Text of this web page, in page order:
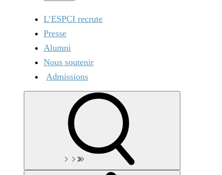
L’ESPCI recrute
Presse
Alumni
Nous soutenir
Admissions